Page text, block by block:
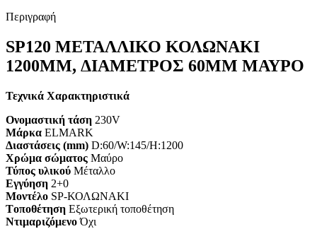
Περιγραφή
SP120 ΜΕΤΑΛΛΙΚΟ ΚΟΛΩΝΑΚΙ
1200MM, ΔΙΑΜΕΤΡΟΣ 60MM ΜΑΥΡΟ
Τεχνικά Χαρακτηριστικά
Ονομαστική τάση 230V
Μάρκα ELMARK
Διαστάσεις (mm) D:60/W:145/H:1200
Χρώμα σώματος Μαύρο
Τύπος υλικού Μέταλλο
Εγγύηση 2+0
Mοντέλο SP-ΚΟΛΩΝΑΚΙ
Tοποθέτηση Εξωτερική τοποθέτηση
ΝτιμαριζόμενοΌχι